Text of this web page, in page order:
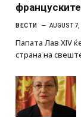
ВЕСТИ AUGUST
Папата Лав XIV
страна на